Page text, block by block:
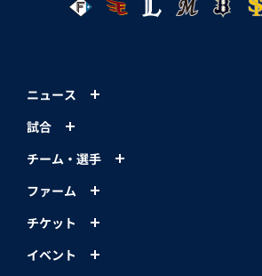
ニュース
試合
チーム・選手
ファーム
チケット
イベント